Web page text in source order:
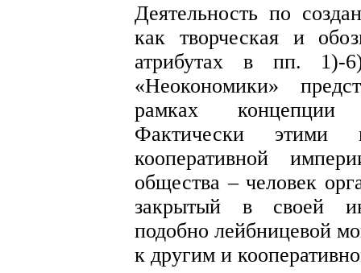
Деятельность по
как творческая и
атрибутах в пп.
«Неокономики»
рамках концепции
Фактически этими
кооперативной
общества – человек
закрытый в своей
подобно лейбницевой
к другим и